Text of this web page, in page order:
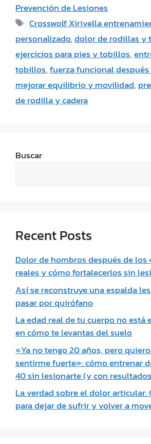
Prevención de Lesiones
Crosswolf Xirivella
personalizado,dolor de rodillas y
ejercicios para pies y tobillos,
tobillos,fuerza funcional
mejorar equilibrio y movilidad,
de rodilla y cadera
Buscar
Recent Posts
Dolor de hombros después de los
reales y cómo fortalecerlos sin
Así se reconstruye una espalda
pasar por quirófano
La edad real de tu cuerpo no está
en cómo te levantas del suelo
«Ya no tengo 20 años, pero
sentirme fuerte»: cómo entrenar
40 sin lesionarte (y con
La verdad sobre el dolor articular:
para dejar de sufrir y volver a